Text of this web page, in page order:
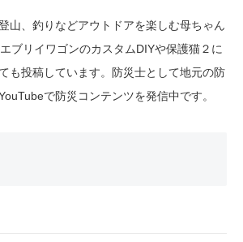
山、釣りなどアウトドアを楽しむ母ちゃん
ブリイワゴンのカスタムDIYや保護猫２に
も投稿しています。防災士として地元の防
で防災コンテンツを発信中です。